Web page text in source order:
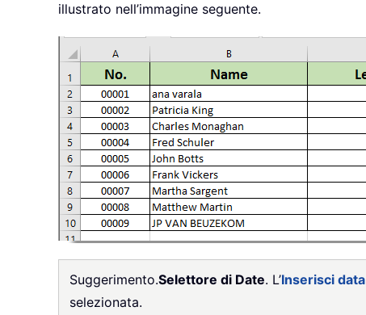
illustrato nell’immagine seguente.
Suggerimento.Selettore di Date. L’Inserisci data
selezionata.